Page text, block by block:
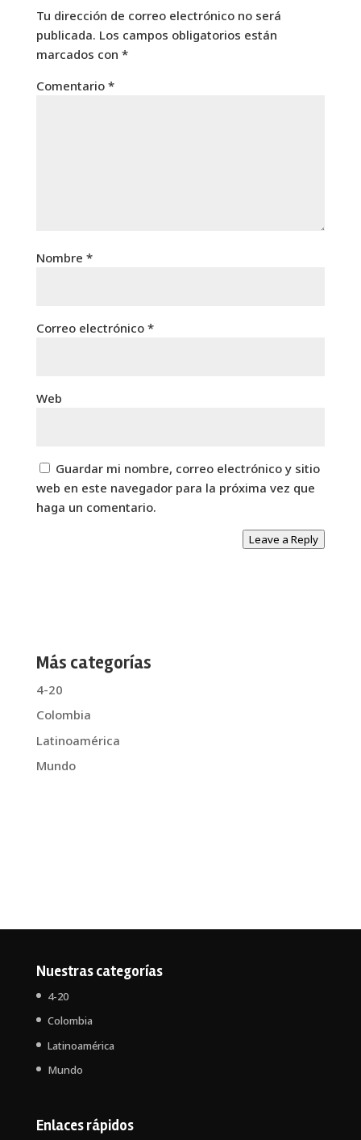
Tu dirección de correo electrónico no será
publicada. Los campos obligatorios están
marcados con *
Comentario *
Nombre *
Correo electrónico *
Web
Guardar mi nombre, correo electrónico y sitio
web en este navegador para la próxima vez que
haga un comentario.
Leave a Reply
Más categorías
4-20
Colombia
Latinoamérica
Mundo
Nuestras categorías
4-20
Colombia
Latinoamérica
Mundo
Enlaces rápidos